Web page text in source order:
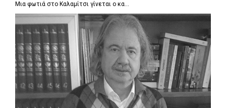
Μια φωτιά στο Καλαμίτσι γίνεται ο κα...